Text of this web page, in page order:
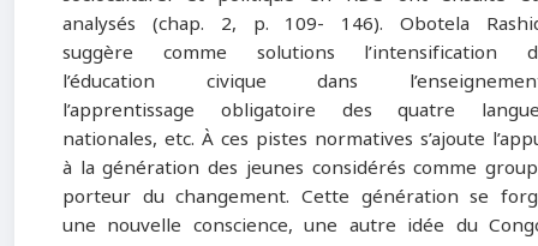
analysés (chap. 2, p. 109- 146). Obotela
suggère comme solutions l’intensification
l’éducation civique dans
l’apprentissage obligatoire des quatre
nationales, etc. À ces pistes normatives s’ajoute
à la génération des jeunes considérés comme
porteur du changement. Cette génération se
une nouvelle conscience, une autre idée du